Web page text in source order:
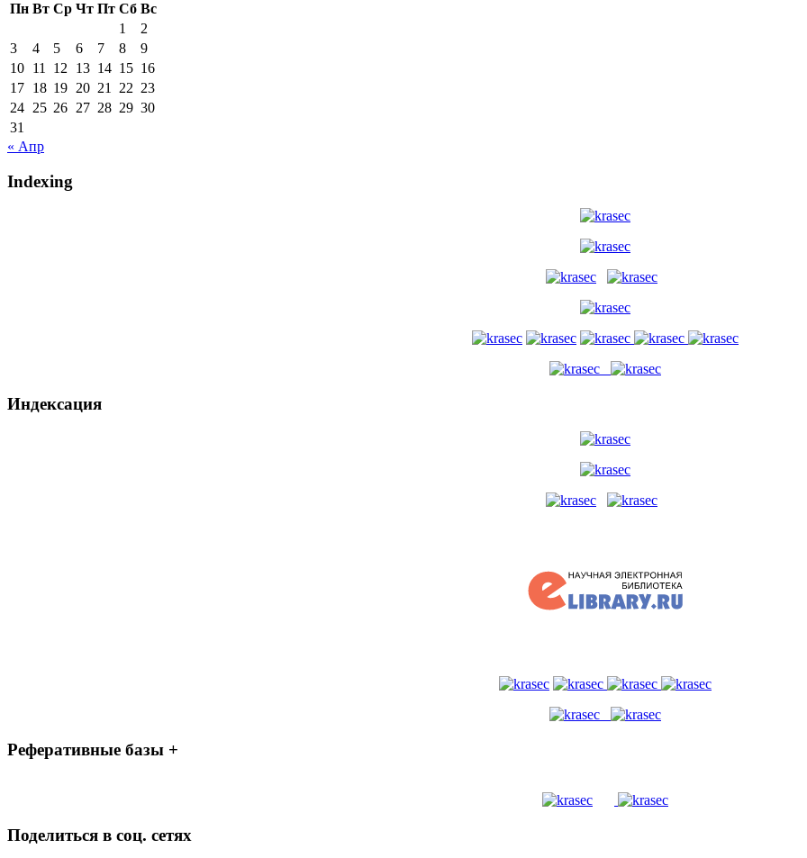
Пн Вт Ср Чт Пт Сб Вс
1
2
3
4 5 6 7 8
9
10 11 12 13 14 15 16
17 18 19 20 21 22 23
24 25 26 27 28 29 30
31
« Апр
Indexing
Индексация
Реферативные базы +
Поделиться в соц. сетях